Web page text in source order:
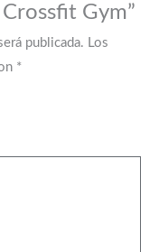
Gym”
publicada. Los
*